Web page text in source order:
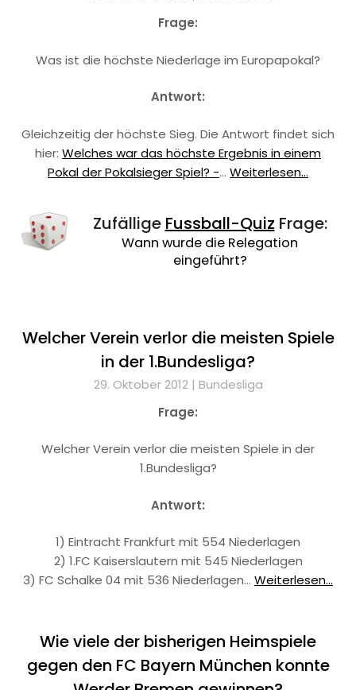
Frage:
Was ist die höchste Niederlage im Europapokal?
Antwort:
Gleichzeitig der höchste Sieg. Die Antwort findet sich
hier: Welches war das höchste Ergebnis in einem
Pokal der Pokalsieger Spiel? -… Weiterlesen...
Zufällige Fussball-Quiz Frage:
Wann wurde die Relegation
eingeführt?
Welcher Verein verlor die meisten Spiele
in der 1.Bundesliga?
29. Oktober 2012 | Bundesliga
Frage:
Welcher Verein verlor die meisten Spiele in der
1.Bundesliga?
Antwort:
1) Eintracht Frankfurt mit 554 Niederlagen
2) 1.FC Kaiserslautern mit 545 Niederlagen
3) FC Schalke 04 mit 536 Niederlagen… Weiterlesen...
Wie viele der bisherigen Heimspiele
gegen den FC Bayern München konnte